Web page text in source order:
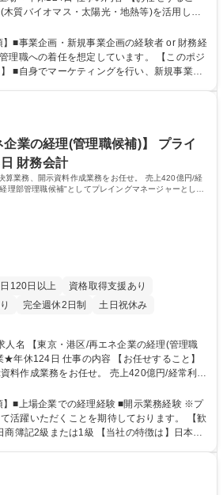
質バイオマス・太陽光・地熱等)を活用した
をお任せ。 この再エネ事業は、今後の世の中
がいがあります。 【具体的には】⇒
可取得 ■マーケティング ■再エネ事業の新規
によるバイオマス発電) ■事業計画・予算の
大手電力会社』等。 ★最初は管理職の先輩と
★ 募集職種 【東京・港区/再
職候補)】★プライム上場⇒年休124日
■事業企画・新規事業企画の経験者 or 財務経
の着任を想定しています。 【このポジ
■自身でマーケティングを行い、新規事業を
素を掲げている世の中において、非常に社会
歴・資格 学歴：大学院 大
語学力： 資格：
企業の経理(管理職候補)】 プライ
財務会計
算業務、開示資料作成業務をお任せ。 売上420億円/経
部管理職候補"としてプレイングマネージャーとして
ります。
120日以上
資格取得支援あり
完全週休2日制 土日祝休み
容 【お任せすること】
料作成業務をお任せ。 売上420億円/経常利益
部管理職候補"としてプレイングマネージャ
おります。 【具体的には】■月次
作成 ■監査対応 ■開示業務(有価証券報告書・
指導 ■メンバーマネジメント※銀行とのやり
プから始まり、徐々に管理職としてご活躍い
】■上場企業での経理経験 ■開示業務経験 ※プ
活躍いただくことを期待しております。 【歓
は1級 【当社の特徴は】日本有
にも注力しています。 【働き方】 ■残業（平
日 ⇒★今年の8～9月頃に、同じ港区のキレイ